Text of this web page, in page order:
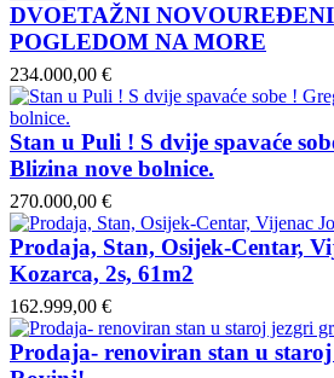
DVOETAŽNI
POGLEDOM NA MORE
234.000,00 €
Stan u Puli ! S dvije spavaće
Blizina nove bolnice.
270.000,00 €
Prodaja, Stan, Osijek-Centar,
Kozarca, 2s, 61m2
162.999,00 €
Prodaja- renoviran stan u